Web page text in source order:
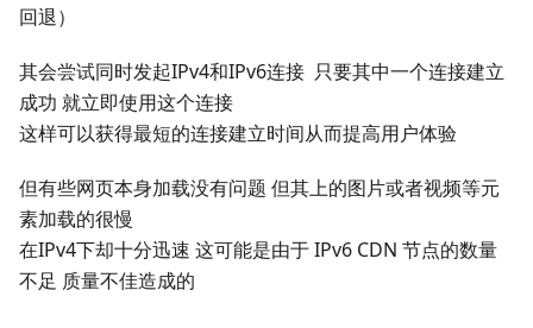
回退）
其会尝试同时发起IPv4和IPv6连接 只要其中一个连接建立
成功 就立即使用这个连接
这样可以获得最短的连接建立时间从而提高用户体验
但有些网页本身加载没有问题 但其上的图片或者视频等元
素加载的很慢
在IPv4下却十分迅速 这可能是由于 IPv6 CDN 节点的数量
不足 质量不佳造成的